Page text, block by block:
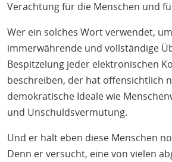
Verachtung für die Menschen und
Wer ein solches Wort verwendet,
immerwährende und vollständige
Bespitzelung jeder elektronischen
beschreiben, der hat offensichtlich
demokratische Ideale wie
und Unschuldsvermutung.
Und er hält eben diese Menschen
Denn er versucht, eine von vielen